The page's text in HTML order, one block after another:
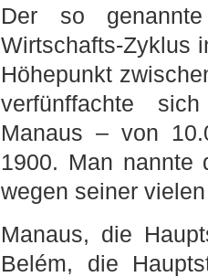
Der so
Wirtschafts-Zyklus
Höhepunkt
verfünffachte
Manaus – von
1900. Man nannte
wegen seiner
Manaus, die
Belém, die